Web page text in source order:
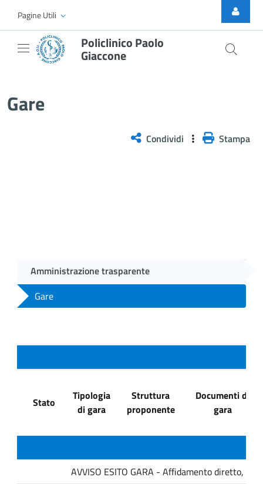
Skip to Main Content
Pagine Utili
Policlinico Paolo
Giaccone
Gare
Condividi Stampa
Amministrazione trasparente
Gare
Stato
Tipologia
di gara
Struttura
proponente
Documenti di
gara
AVVISO ESITO GARA - Affidamento diretto, ai